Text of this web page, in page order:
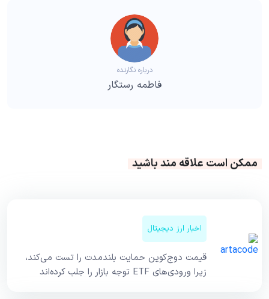
درباره نگارنده
فاطمه رستگار
ممکن است علاقه مند باشید
اخبار ارز دیجیتال
قیمت دوج‌کوین حمایت بلندمدت را تست می‌کند،
زیرا ورودی‌های ETF توجه بازار را جلب کرده‌اند